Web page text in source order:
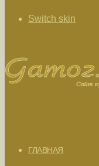
Switch skin
ГЛАВНАЯ